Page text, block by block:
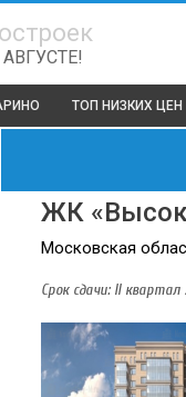
ТОП НИЗКИХ
ЖК
Московская
Срок сдачи: II квартал